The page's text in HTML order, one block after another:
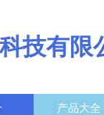
技有限
产品大全